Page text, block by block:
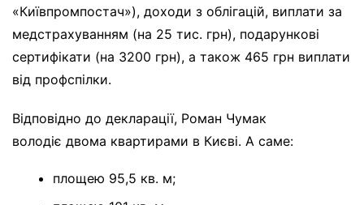
«Київпромпостач»), доходи з облігацій, виплати за
медстрахуванням (на 25 тис. грн), подарункові
сертифікати (на 3200 грн), а також 465 грн виплати
від профспілки.
Відповідно до декларації, Роман Чумак
володіє двома квартирами в Києві. А саме:
площею 95,5 кв. м;